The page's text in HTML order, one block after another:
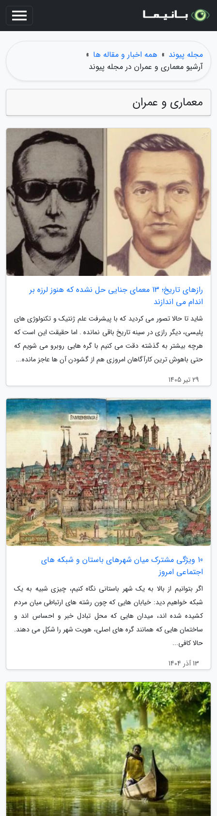
مجله پیوند » همه اخبار و مقاله ها »
آرشیو معماری و عمران در مجله پیوند
معماری و عمران
رازهای تاریخ؛ 13 معمای جنایی حل نشده که هنوز لرزه بر
اندام می اندازند
شاید تا حالا تصور می کردید که با پیشرفت علم ژنتیک و تکنولوژی های
پلیسی، دیگر رازی در سینه تاریخ باقی نمانده . اما حقیقت این است که
هرچه بیشتر به گذشته دقت می کنیم با گره هایی روبرو می شویم که
حتی باهوش ترین کارآگاهان امروزی هم از گشودن آن ها عاجز مانده...
29 تیر 1405
10 ویژگی مشترک میان شهرهای باستان و شبکه های
اجتماعی امروز
اگر بتوانیم از بالا به یک شهر باستانی نگاه کنیم، چیزی شبیه به یک
شبکه خواهیم دید: خیابان هایی که چون رشته های ارتباطی میان مردم
کشیده شده اند، میدان هایی که محل تبادل خبر و احساس اند و
ساختمان هایی که همانند گره های اصلی، هویت شهر را شکل می دهند.
حالا کافی...
13 آذر 1404